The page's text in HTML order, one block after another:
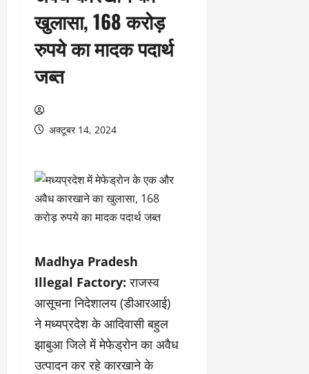
खुलासा, 168 करोड़
रुपये का मादक पदार्थ
जब्त
अक्टूबर 14, 2024
Madhya Pradesh
Illegal Factory:राजस्व
आसूचना निदेशालय (डीआरआई)
ने मध्यप्रदेश के आदिवासी बहुल
झाबुआ जिले में मेफेड्रोन का अवैध
उत्पादन कर रहे कारखाने के